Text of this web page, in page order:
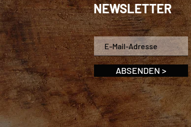
NEWSLETTER
ABSENDEN >